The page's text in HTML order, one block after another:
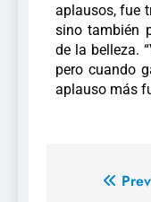
aplausos, fue
sino también
de la belleza.
pero cuando
aplauso más